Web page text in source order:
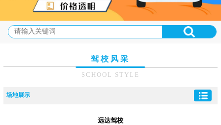
驾校风采
SCHOOL STYLE
场地展示
远达驾校